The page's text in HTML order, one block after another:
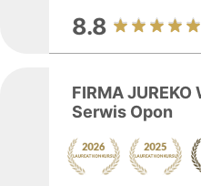
8.8
FIRMA
Serwis Opon